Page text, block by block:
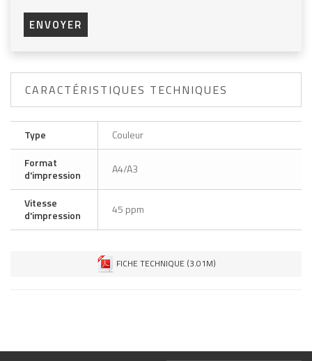
ENVOYER
CARACTÉRISTIQUES TECHNIQUES
Type
Couleur
Format
d'impression
A4/A3
Vitesse
d'impression
45 ppm
FICHE TECHNIQUE (3.01M)